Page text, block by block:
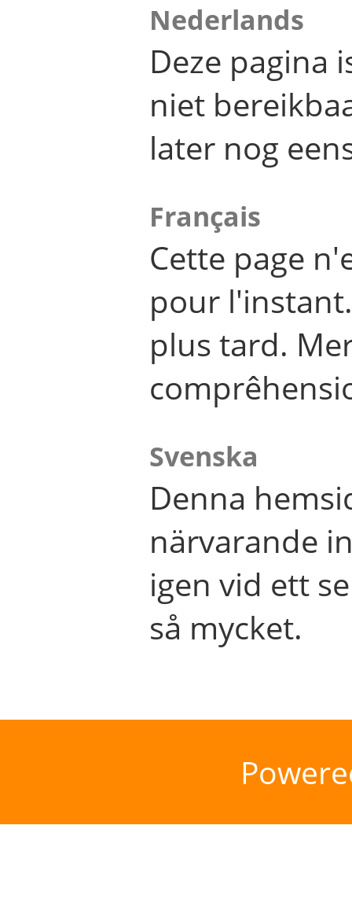
Nederlands
Deze pagina
niet
later nog
Français
Cette page
pour
plus tard.
Svenska
Denna
närvarande
igen vid ett
så mycket.